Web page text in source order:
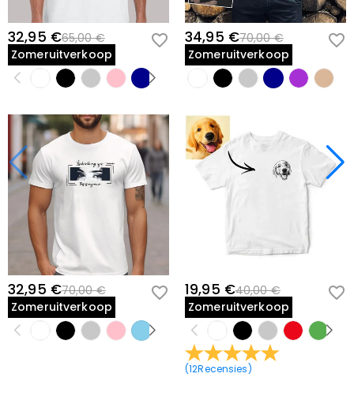
32,95 €65,00 €
Zomeruitverkoop
34,95 €70,00 €
Zomeruitverkoop
32,95 €70,00 €
Zomeruitverkoop
19,95 €40,00 €
Zomeruitverkoop
(12Recensies)